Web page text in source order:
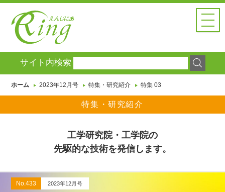
えんじにあ
Ringとは
FEATURE
特集・研究紹介
ER NETWORK
＆レポート
BACK NUMBER
SEARCH
サイト内検索
サイト内検索
ホーム 2023年12月号 特集・研究紹介 特集 03
特集・研究紹介
工学研究院・工学院の
先駆的な技術を発信します。
No.433 2023年12月号